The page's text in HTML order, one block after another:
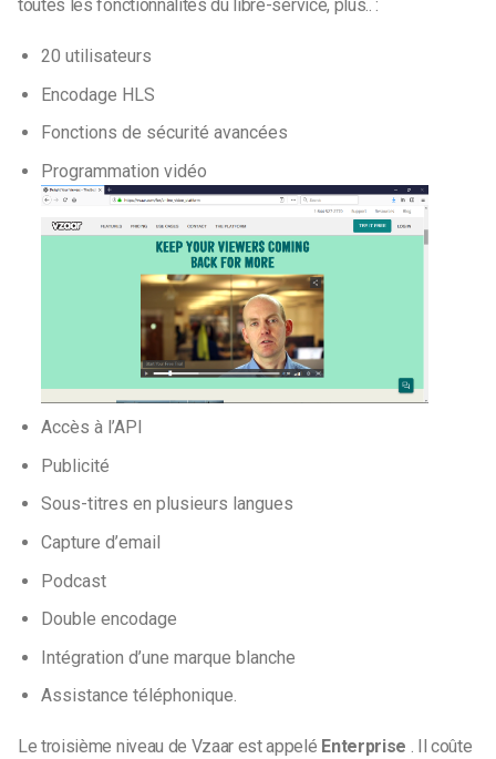
toutes les fonctionnalités du libre-service, plus.. :
20 utilisateurs
Encodage HLS
Fonctions de sécurité avancées
Programmation vidéo
Accès à l’API
Publicité
Sous-titres en plusieurs langues
Capture d’email
Podcast
Double encodage
Intégration d’une marque blanche
Assistance téléphonique.
Le troisième niveau de Vzaar est appelé Enterprise . Il coûte